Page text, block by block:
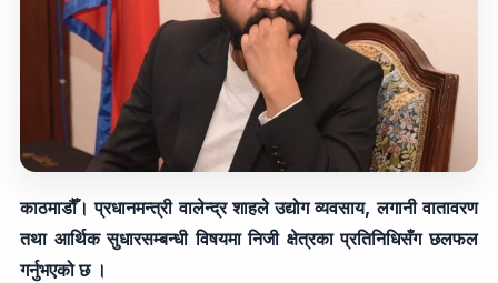
काठमाडौँ। प्रधानमन्त्री वालेन्द्र शाहले उद्योग व्यवसाय, लगानी वातावरण
तथा आर्थिक सुधारसम्बन्धी विषयमा निजी क्षेत्रका प्रतिनिधिसँग छलफल
गर्नुभएको छ ।